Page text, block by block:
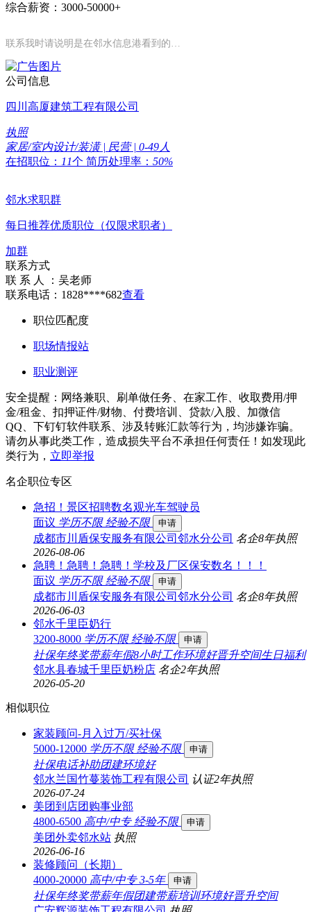
综合薪资：3000-50000+
联系我时请说明是在邻水信息港看到的…
公司信息
四川高厦建筑工程有限公司
执照
家居/室内设计/装潢 | 民营 | 0-49人
在招职位： 11个 简历处理率： 50%
邻水求职群
每日推荐优质职位（仅限求职者）
加群
联系方式
联 系 人 ： 吴老师
联系电话： 1828****682查看
职位匹配度
职场情报站
职业测评
安全提醒：网络兼职、刷单做任务、在家工作、收取费用/押
金/租金、扣押证件/财物、付费培训、贷款/入股、加微信
QQ、下钉钉软件联系、涉及转账汇款等行为，均涉嫌诈骗。
请勿从事此类工作，造成损失平台不承担任何责任！如发现此
类行为， 立即举报
名企职位专区
急招！景区招聘数名观光车驾驶员
面议 学历不限 经验不限 申请
成都市川盾保安服务有限公司邻水分公司 名企8年执照
2026-08-06
急聘！急聘！急聘！学校及厂区保安数名！！！
面议 学历不限 经验不限 申请
成都市川盾保安服务有限公司邻水分公司 名企8年执照
2026-06-03
邻水千里臣奶行
3200-8000 学历不限 经验不限 申请
社保年终奖带薪年假8小时工作环境好晋升空间生日福利
邻水县春城千里臣奶粉店 名企2年执照
2026-05-20
相似职位
家装顾问-月入过万/买社保
5000-12000 学历不限 经验不限 申请
社保电话补助团建环境好
邻水兰国竹蔓装饰工程有限公司 认证2年执照
2026-07-24
美团到店团购事业部
4800-6500 高中/中专 经验不限 申请
美团外卖邻水站 执照
2026-06-16
装修顾问（长期）
4000-20000 高中/中专 3-5年 申请
社保年终奖带薪年假团建带薪培训环境好晋升空间